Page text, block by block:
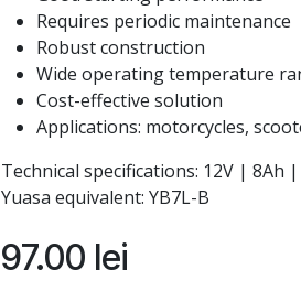
Requires periodic maintenance
Robust construction
Wide operating temperature
Cost-effective solution
Applications: motorcycles,
Technical specifications: 12V | 8Ah
Yuasa equivalent: YB7L-B
97.00 lei